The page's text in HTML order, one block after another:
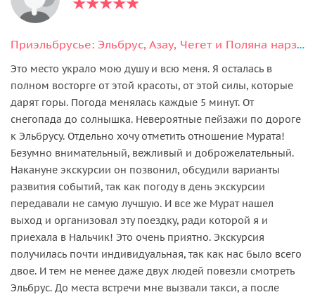
Приэльбрусье: Эльбрус, Азау, Чегет и Поляна нарзанов в мини-группе
Это место украло мою душу и всю меня. Я осталась в
полном восторге от этой красоты, от этой силы, которые
дарят горы. Погода менялась каждые 5 минут. От
снегопада до солнышка. Невероятные пейзажи по дороге
к Эльбрусу. Отдельно хочу отметить отношение Мурата!
Безумно внимательный, вежливый и доброжелательный.
Накануне экскурсии он позвонил, обсудили варианты
развития событий, так как погоду в день экскурсии
передавали не самую лучшую. И все же Мурат нашел
выход и организовал эту поездку, ради которой я и
приехала в Нальчик! Это очень приятно. Экскурсия
получилась почти индивидуальная, так как нас было всего
двое. И тем не менее даже двух людей повезли смотреть
Эльбрус. До места встречи мне вызвали такси, а после